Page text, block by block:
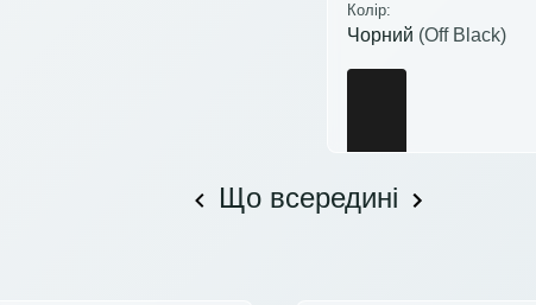
Колір:
Чорний (Off Black)
Що всередині